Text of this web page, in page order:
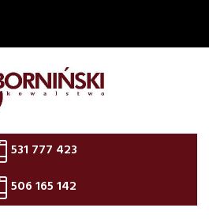
531 777 423
506 165 142